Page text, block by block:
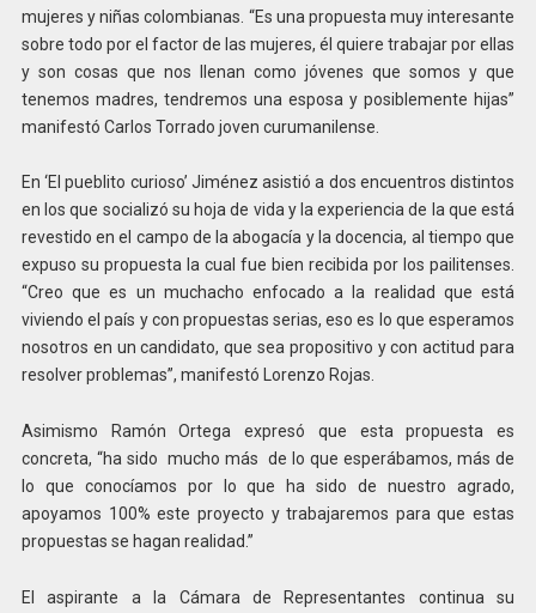
mujeres y niñas colombianas. “Es una propuesta muy interesante
sobre todo por el factor de las mujeres, él quiere trabajar por ellas
y son cosas que nos llenan como jóvenes que somos y que
tenemos madres, tendremos una esposa y posiblemente hijas”
manifestó Carlos Torrado joven curumanilense.
En ‘El pueblito curioso’ Jiménez asistió a dos encuentros distintos
en los que socializó su hoja de vida y la experiencia de la que está
revestido en el campo de la abogacía y la docencia, al tiempo que
expuso su propuesta la cual fue bien recibida por los pailitenses.
“Creo que es un muchacho enfocado a la realidad que está
viviendo el país y con propuestas serias, eso es lo que esperamos
nosotros en un candidato, que sea propositivo y con actitud para
resolver problemas”, manifestó Lorenzo Rojas.
Asimismo Ramón Ortega expresó que esta propuesta es
concreta, “ha sido mucho más de lo que esperábamos, más de
lo que conocíamos por lo que ha sido de nuestro agrado,
apoyamos 100% este proyecto y trabajaremos para que estas
propuestas se hagan realidad.”
El aspirante a la Cámara de Representantes continua su